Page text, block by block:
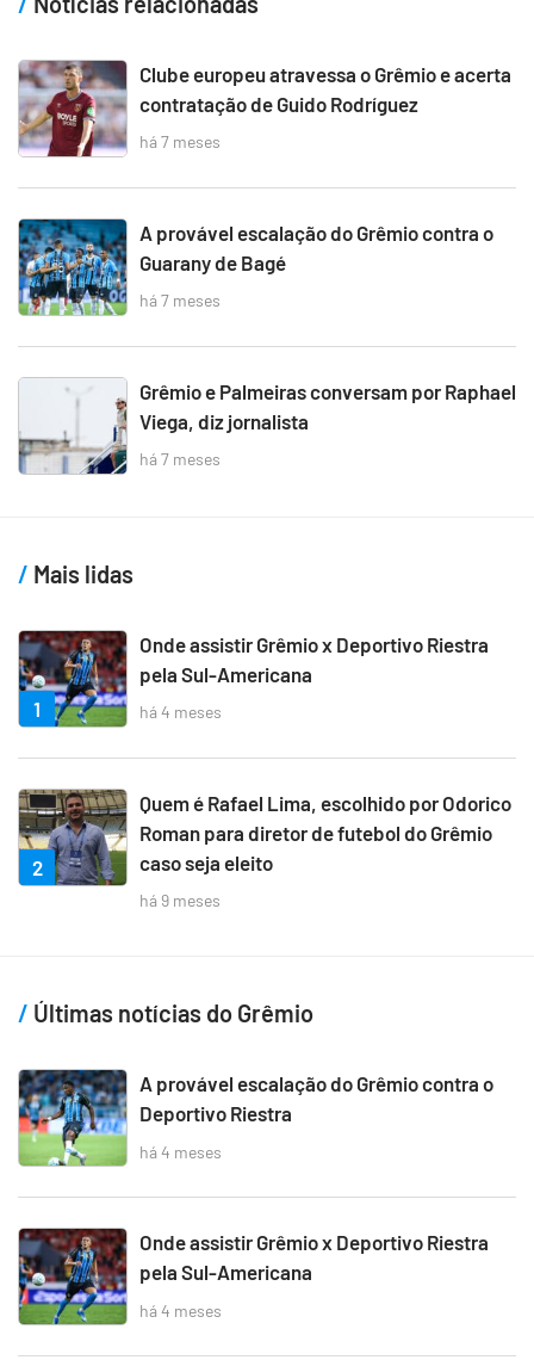
Clube europeu atravessa o Grêmio e acerta
contratação de Guido Rodríguez
há 7 meses
A provável escalação do Grêmio contra o
Guarany de Bagé
há 7 meses
Grêmio e Palmeiras conversam por Raphael
Viega, diz jornalista
há 7 meses
Mais lidas
1
Onde assistir Grêmio x Deportivo Riestra
pela Sul-Americana
há 4 meses
2
Quem é Rafael Lima, escolhido por Odorico
Roman para diretor de futebol do Grêmio
caso seja eleito
há 9 meses
Últimas notícias do Grêmio
A provável escalação do Grêmio contra o
Deportivo Riestra
há 4 meses
Onde assistir Grêmio x Deportivo Riestra
pela Sul-Americana
há 4 meses